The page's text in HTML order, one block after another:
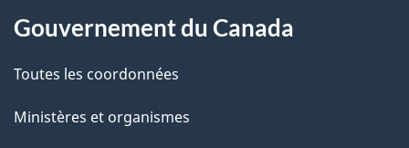
l
a
Gouvernement du Canada
Toutes les coordonnées
Ministères et organismes